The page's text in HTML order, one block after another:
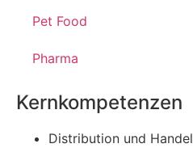
Pet Food
Pharma
Kernkompetenzen
Distribution und Handel